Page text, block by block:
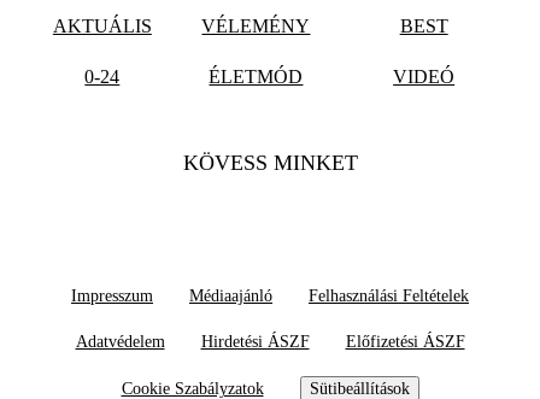
AKTUÁLIS VÉLEMÉNY BEST
0-24 ÉLETMÓD VIDEÓ
KÖVESS MINKET
Impresszum Médiaajánló Felhasználási Feltételek
Adatvédelem Hirdetési ÁSZF Előfizetési ÁSZF
Cookie Szabályzatok Sütibeállítások